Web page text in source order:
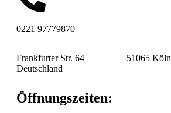
0221 97779870
Frankfurter Str. 64 51065 Köln
Deutschland
Öffnungszeiten: